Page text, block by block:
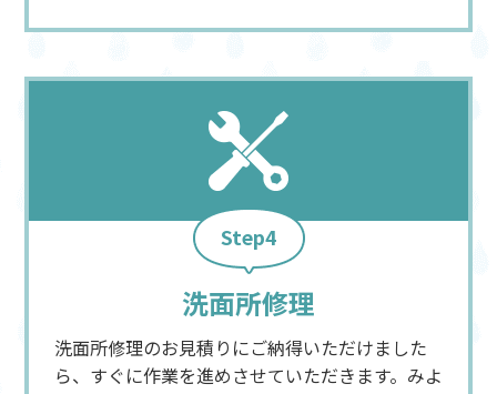
Step4
洗面所修理
洗面所修理のお見積りにご納得いただけました
ら、すぐに作業を進めさせていただきます。みよ